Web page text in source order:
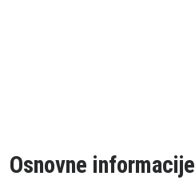
Osnovne informacije